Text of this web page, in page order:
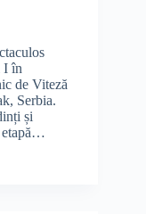
I în
de Viteză
Serbia.
și
etapă…